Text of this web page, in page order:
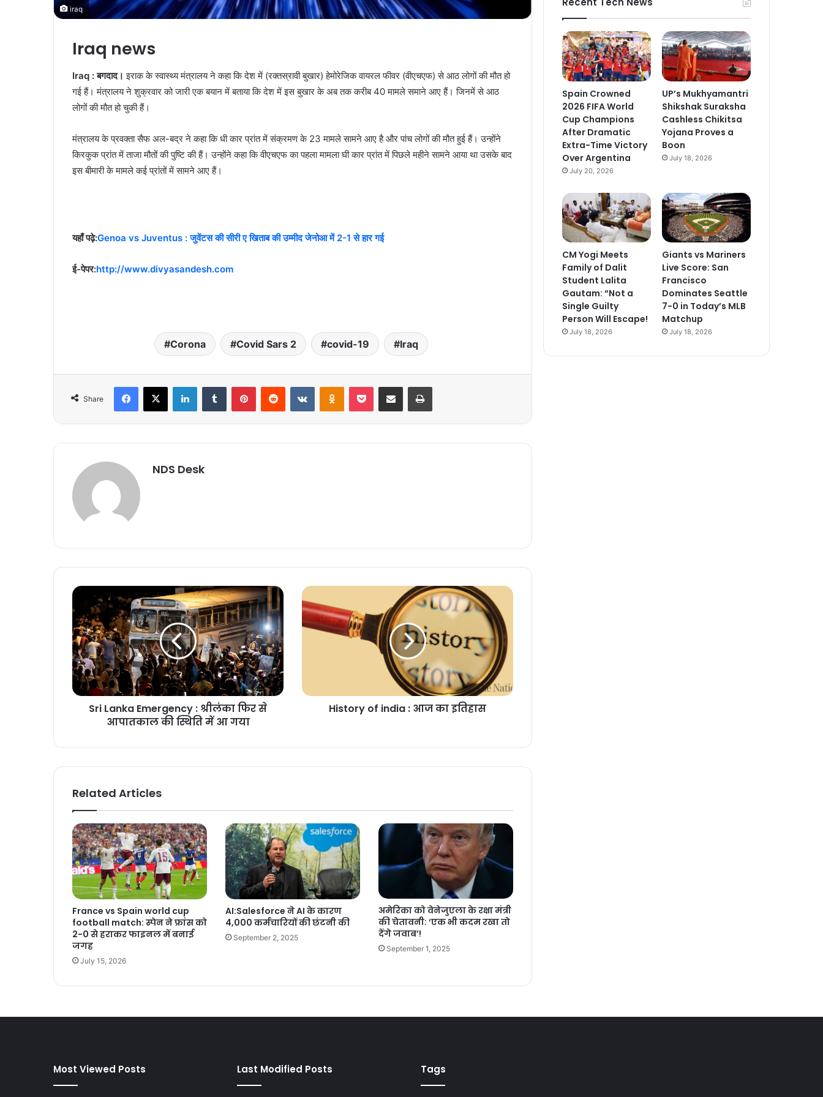
iraq
Iraq news
Iraq : बगदाद। इराक के स्वास्थ्य मंत्रालय ने कहा कि देश में (रक्तस्रावी बुखार) हेमोरेजिक वायरल फीवर (वीएचएफ) से आठ लोगों की मौत हो
गई हैं। मंत्रालय ने शुक्रवार को जारी एक बयान में बताया कि देश में इस बुखार के अब तक करीब 40 मामले समाने आए हैं। जिनमें से आठ
लोगों की मौत हो चुकी हैं।
मंत्रालय के प्रवक्ता सैफ अल-बद्र ने कहा कि धी कार प्रांत में संक्रमण के 23 मामले सामने आए है और पांच लोगों की मौत हुई हैं। उन्होंने
किरकुक प्रांत में ताजा मौतों की पुष्टि की हैं। उन्होंने कहा कि वीएचएफ का पहला मामला घी कार प्रांत में पिछले महीने सामने आया था उसके बाद
इस बीमारी के मामले कई प्रांतों में सामने आए हैं।
यहाँ पढ़े:Genoa vs Juventus : जुवेंटस की सीरी ए खिताब की उम्मीद जेनोआ में 2-1 से हार गई
ई-पेपर:http://www.divyasandesh.com
Corona Covid Sars 2 covid-19 Iraq
Share
NDS Desk
Sri Lanka Emergency : श्रीलंका फिर से
आपातकाल की स्थिति में आ गया
History of india : आज का इतिहास
Related Articles
France vs Spain world cup
football match: स्पेन ने फ्रांस को
2-0 से हराकर फाइनल में बनाई
जगह
July 15, 2026
AI:Salesforce ने AI के कारण
4,000 कर्मचारियों की छंटनी की
September 2, 2025
अमेरिका को वेनेजुएला के रक्षा मंत्री
की चेतावनी: ‘एक भी कदम रखा तो
देंगे जवाब’!
September 1, 2025
Spain Crowned
2026 FIFA World
Cup Champions
After Dramatic
Extra-Time Victory
Over Argentina
July 20, 2026
UP’s Mukhyamantri
Shikshak Suraksha
Cashless Chikitsa
Yojana Proves a
Boon
July 18, 2026
CM Yogi Meets
Family of Dalit
Student Lalita
Gautam: “Not a
Single Guilty
Person Will Escape!
July 18, 2026
Giants vs Mariners
Live Score: San
Francisco
Dominates Seattle
7-0 in Today’s MLB
Matchup
July 18, 2026
Most Viewed Posts Last Modified Posts Tags